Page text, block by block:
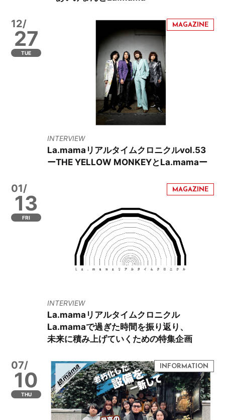
12/
27
TUE
INTERVIEW
La.mamaリアルタイムクロニクルvol.53
ーTHE YELLOW MONKEYとLa.mamaー
01/
13
FRI
INTERVIEW
La.mamaリアルタイムクロニクル
La.mamaで過ぎた時間を振り返り、
未来に積み上げていくための特集企画
07/
10
THU